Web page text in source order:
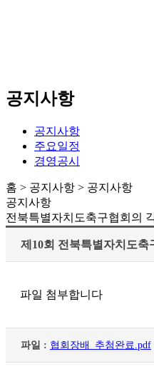
공지사항
공지사항
주요일정
경영공시
홈 > 공지사항 > 공지사항
공지사항
전북특별자치도축구협회의
제10회 전북특별자치도
파일 첨부합니다
파일 : 협회장배_추첨완료.pdf